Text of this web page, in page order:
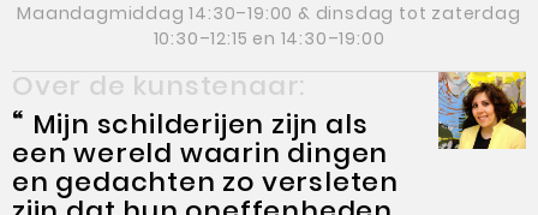
Maandagmiddag 14:30–19:00 & dinsdag tot zaterdag
10:30–12:15 en 14:30–19:00
Over de kunstenaar:
“ Mijn schilderijen zijn als
een wereld waarin dingen
en gedachten zo versleten